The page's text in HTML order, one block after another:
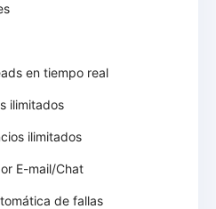
en tiempo real
ilimitados
ilimitados
E-mail/Chat
de fallas